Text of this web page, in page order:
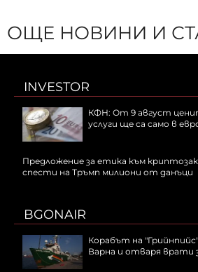
ОЩЕ НОВИНИ И
INVESTOR
КФН: От 9 август
услуги ще са само в
Предложение за етика към
спести на Тръмп милиони от данъци
BGONAIR
Корабът на
Варна и отваря врати